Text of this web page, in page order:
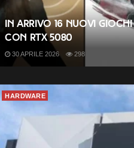
In arrivo 16 nuovi giochi
con RTX 5080
30 APRILE 2026 298
HARDWARE